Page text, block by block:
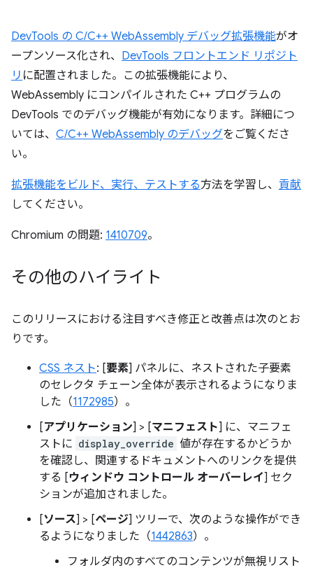
DevTools の C/C++ WebAssembly デバッグ拡張機能がオ
ープンソース化され、 DevTools フロントエンド リポジト
リ に配置されました。この拡張機能により、
WebAssembly にコンパイルされた C++ プログラムの
DevTools でのデバッグ機能が有効になります。詳細につ
いては、 C/C++ WebAssembly のデバッグをご覧くださ
い。
拡張機能をビルド、実行、テストする方法を学習し、 貢献
してください。
Chromium の問題: 1410709。
その他のハイライト
このリリースにおける注目すべき修正と改善点は次のとお
りです。
CSS ネスト: [要素] パネルに、ネストされた子要素
のセレクタ チェーン全体が表示されるようになりま
した（1172985）。
[アプリケーション] > [マニフェスト] に、マニフェ
ストに display_override 値が存在するかどうか
を確認し、関連するドキュメントへのリンクを提供
する [ウィンドウ コントロール オーバーレイ] セク
ションが追加されました。
[ソース] > [ページ] ツリーで、次のような操作ができ
るようになりました（1442863）。
フォルダ内のすべてのコンテンツが無視リスト